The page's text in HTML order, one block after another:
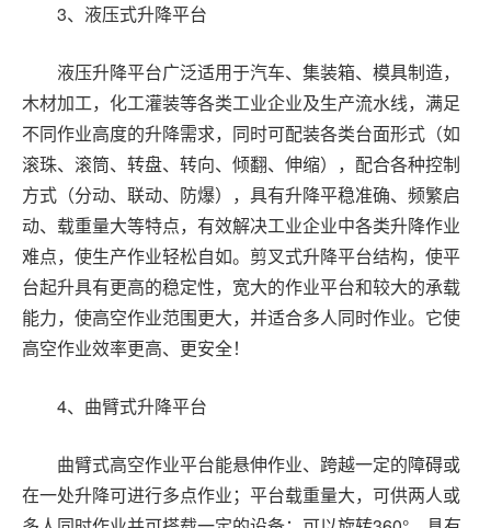
3、液压式升降平台
液压升降平台广泛适用于汽车、集装箱、模具制造，
木材加工，化工灌装等各类工业企业及生产流水线，满足
不同作业高度的升降需求，同时可配装各类台面形式（如
滚珠、滚筒、转盘、转向、倾翻、伸缩），配合各种控制
方式（分动、联动、防爆），具有升降平稳准确、频繁启
动、载重量大等特点，有效解决工业企业中各类升降作业
难点，使生产作业轻松自如。剪叉式升降平台结构，使平
台起升具有更高的稳定性，宽大的作业平台和较大的承载
能力，使高空作业范围更大，并适合多人同时作业。它使
高空作业效率更高、更安全！
4、曲臂式升降平台
曲臂式高空作业平台能悬伸作业、跨越一定的障碍或
在一处升降可进行多点作业；平台载重量大，可供两人或